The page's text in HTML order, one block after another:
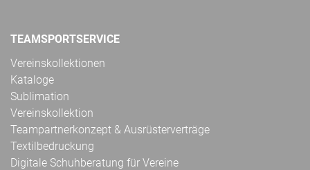
TEAMSPORTSERVICE
Vereinskollektionen
Kataloge
Sublimation
Vereinskollektion
Teampartnerkonzept & Ausrüsterverträge
Textilbedruckung
Digitale Schuhberatung für Vereine